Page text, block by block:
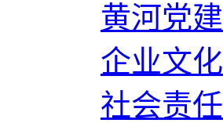
黄河党建
企业文化
社会责任